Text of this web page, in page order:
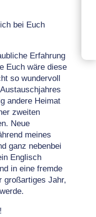
bei Euch
Erfahrung
Euch wäre diese
so wundervoll
andere Heimat
zweiten
Neue
meines
ganz nebenbei
Englisch
in eine fremde
großartiges Jahr,